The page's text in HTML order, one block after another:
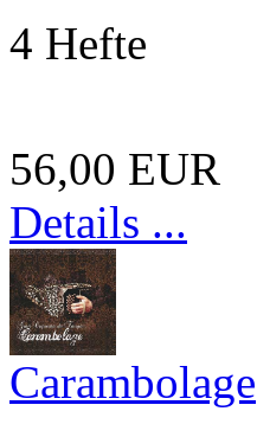
4 Hefte
56,00 EUR
Details ...
Carambolage